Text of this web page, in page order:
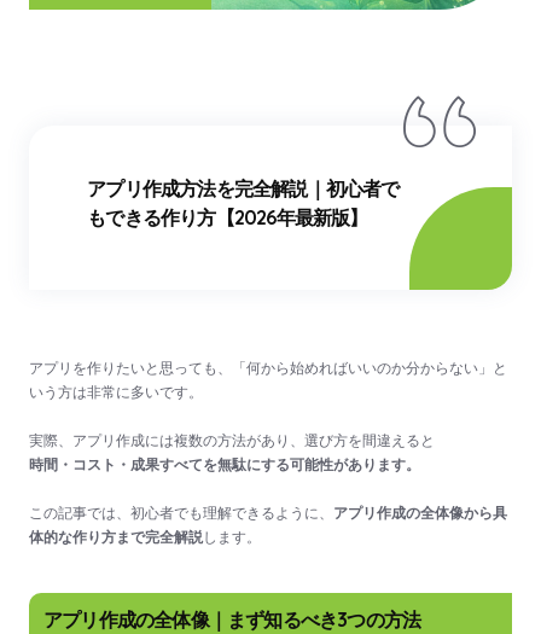
アプリ作成方法を完全解説｜初心者で
もできる作り方【2026年最新版】
アプリを作りたいと思っても、「何から始めればいいのか分からない」と
いう方は非常に多いです。
実際、アプリ作成には複数の方法があり、選び方を間違えると
時間・コスト・成果すべてを無駄にする可能性があります。
この記事では、初心者でも理解できるように、 アプリ作成の全体像から具
体的な作り方まで完全解説します。
アプリ作成の全体像｜まず知るべき3つの方法